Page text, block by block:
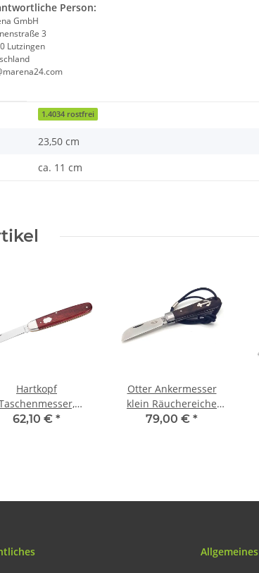
Person:
GmbH
3
Lutzingen
1.4034 rostfrei
23,50 cm
ca. 11 cm
Hartkopf
Rotholz-Schalen,
62,10 € *
Otter Ankermesser
klein Räuchereiche
rostfrei mit Lederband
79,00 € *
Allgemeines